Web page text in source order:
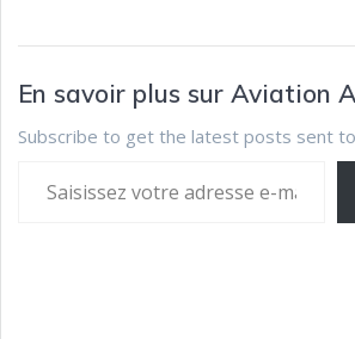
En savoir plus sur Aviation
Subscribe to get the latest posts sent